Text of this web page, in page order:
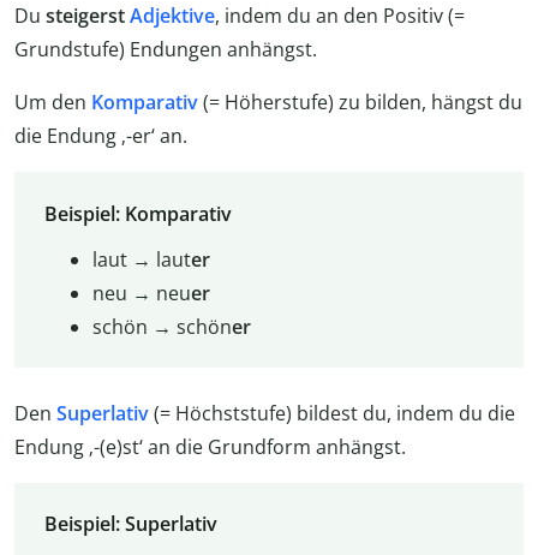
Du steigerstAdjektive, indem du an den Positiv (=
Grundstufe) Endungen anhängst.
Um den Komparativ(= Höherstufe) zu bilden, hängst du
die Endung ‚-er‘ an.
Beispiel: Komparativ
laut → lauter
neu → neuer
schön → schöner
Den Superlativ(= Höchststufe) bildest du, indem du die
Endung ‚-(e)st‘ an die Grundform anhängst.
Beispiel: Superlativ